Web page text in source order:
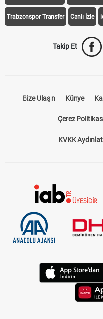
Trabzonspor Transfer Canlı İzle
Takip Et
Bize Ulaşın Künye
Çerez
KVKK